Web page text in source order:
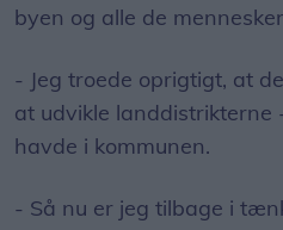
byen og alle de
- Jeg troede oprigtigt, at
at udvikle landdistrikterne
havde i kommunen.
- Så nu er jeg tilbage i